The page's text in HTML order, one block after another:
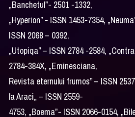
„Banchetul”- 2501 -1332,
„Hyperion” - ISSN 1453-7354,
ISSN 2068 – 0392,
„Utopiqa” – ISSN 2784 -2584,
2784-384X, „Eminesciana,
Revista eternului frumos” – ISSN
la Araci„ – ISSN 2559-
4753, „Boema”- ISSN 2066-0154,